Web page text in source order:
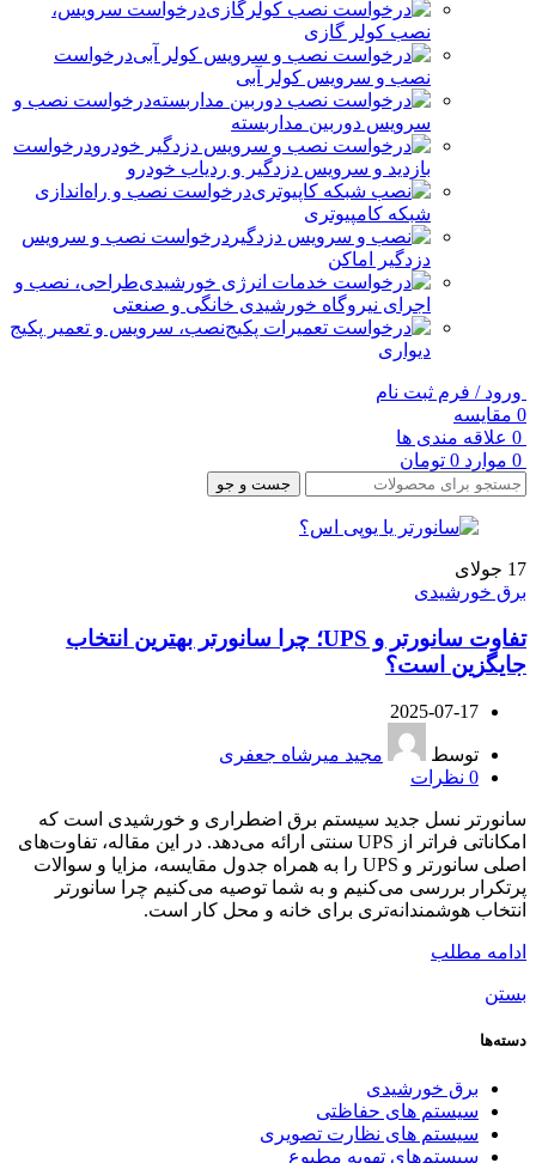
درخواست سرویس،
نصب کولر گازی
درخواست
نصب و سرویس کولر آبی
درخواست نصب و
سرویس دوربین مداربسته
درخواست
بازدید و سرویس دزدگیر و ردیاب خودرو
درخواست نصب و راه‌اندازی
شبکه کامپیوتری
درخواست نصب و سرویس
دزدگیر اماکن
طراحی، نصب و
اجرای نیروگاه خورشیدی خانگی و صنعتی
نصب، سرویس و تعمیر پکیج
دیواری
ورود / فرم ثبت نام
0 مقایسه
0 علاقه مندی ها
0 موارد 0 تومان
جست و جو
17 جولای
برق خورشیدی
تفاوت سانورتر و UPS؛ چرا سانورتر بهترین انتخاب
جایگزین است؟
2025-07-17
توسط
مجید میرشاه جعفری
0 نظرات
سانورتر نسل جدید سیستم برق اضطراری و خورشیدی است که
امکاناتی فراتر از UPS سنتی ارائه می‌دهد. در این مقاله، تفاوت‌های
اصلی سانورتر و UPS را به همراه جدول مقایسه، مزایا و سوالات
پرتکرار بررسی می‌کنیم و به شما توصیه می‌کنیم چرا سانورتر
انتخاب هوشمندانه‌تری برای خانه و محل کار است.
ادامه مطلب
بستن
دسته‌ها
برق خورشیدی
سیستم های حفاظتی
سیستم های نظارت تصویری
سیستم‌های تهویه مطبوع